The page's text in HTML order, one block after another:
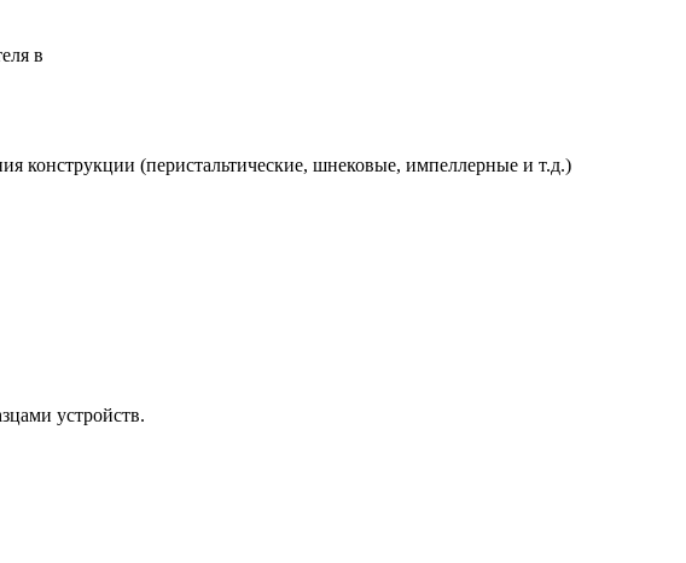
в
конструкции (перистальтические, шнековые, импеллерные и т.д.)
устройств.